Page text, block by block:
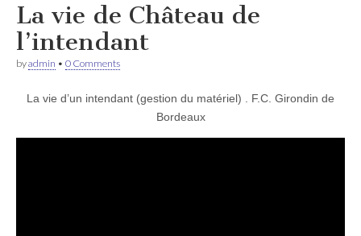
La vie de Château de
l’intendant
byadmin • 0 Comments
La vie d’un intendant (gestion du matériel) . F.C. Girondin de
Bordeaux